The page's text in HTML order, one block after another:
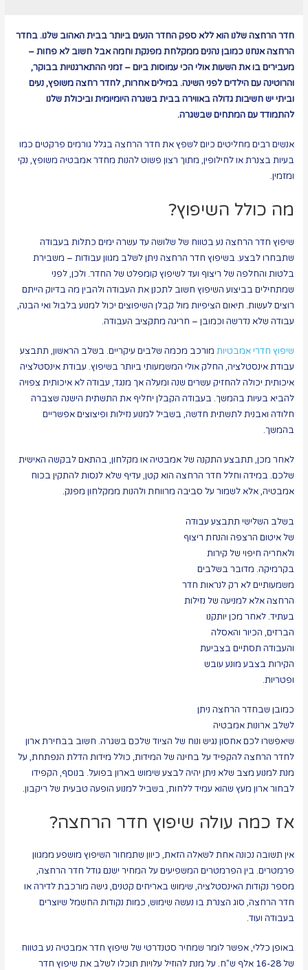
חדר הרחצה שלנו הוא ללא ספק החדר הנעים ביותר בבית האהוב שלנו. בחדר
הרחצה אנחנו כמובן נהנים ממקלחת מפנקת וחמה אבל חשוב לא פחות –
מעבירים בו את השעות אולי הכי עמוסות ביום – זמני ההתארגנויות בבוקר,
והרוטינה עם הילדים לפני השינה. במילים אחרות, לחדר רחצה משופץ, נעים
וביתי יש חשיבות גדולה באווירה בבית בשגרה היומיומית וביכולת שלנו
להתמודד עם המתחים שבשגרה.
אנשים רבים מחליטים כיום לשפץ את חדר הרחצה בגלל גורמים פרקטים כמו
בעיות בצנרת או לחילופין, מתוך רצון פשוט להנות מחדר אמבטיה משופץ, נקי
ומזמין.
מה כולל השיפוץ?
שיפוץ חדר הרחצה נע בטווח של שלושה עד עשרה ימים כתלות בעבודה
שתבחרו לבצע. בשיפוץ חדר הרחצה ניתן לשלב מגוון עבודות – משבירת
בלטות והחלפה של ריצוף ועד לשיפוץ קומפלט של החדר. ולכן, לפני
שמתחילים בביצוע השיפוץ חשוב לתכנן את העבודה ולהבין מה בדיוק הייתם
רוצים לעשות. תיאום הציפיות מול קבלן השיפוצים יכול למנוע בלבול ואי הבנה,
עבודה שלא נדרשה וכמובן – חריגה מתקציב העבודה.
שיפוץ חדרי אמבטיותמורכב מכמה שלבים עיקריים. בשלב הראשון, תתבצע
עבודת אינסטלציה, החלק אולי המשמעותי ביותר בשיפוץ. עבודת אינסטלציה
איכותית יכולה להחזיק עשרים שנה ומעלה אך מנגד, עבודה לא איכותית צפויה
להביא בעיות בהמשך. בעבודה הקבלן יחליף את התשתית הישנה שצברה
חלודה ואבנית לתשתית חדשה, בשביל למנוע נזילות ופיצוצים אפשריים
בהמשך.
לאחר מכן, תתבצע התקנה של אמבטיה או מקלחון, בהתאם לבקשה האישית
שלכם. במידה וחלל חדר הרחצה הוא קטן, עדיף שלא לנסות להתקין בכוח
אמבטיה, אלא לשמור על סביבה מרווחת ולהנות ממקלחון מפנק.
בשלב השלישי תתבצע עבודה
של איטום הרצפה והנחת ריצוף
ולאחריה חיפוי של קירות
בקרמיקה. מדובר בשלבים
משמעותיים לא רק לנראות חדר
הרחצה אלא למניעה של נזילות
בעתיד. לאחר מכן יותקנו
הברזים, הכיור והאסלה
והעבודה תסתיים בצביעת
הקירות בצבע מונע עובש
ופטריות.
כמובן שבחדר הרחצה ניתן
לשלב ארונות אמבטיה
שיאפשרו לכם אחסון נגיש ונוח של הציוד שלכם בשגרה. חשוב בבחירת ארון
לחדר הרחצה להקפיד על בחינה של המידות, כולל מידות הדלת הנפתחת, על
מנת למנוע מצב שלא ניתן יהיה לבצע שימוש בארון בפועל. בנוסף, הקפידו
לבחור ארון מעץ שהוא עמיד ללחות, בשביל למנוע הופעה טבעית של ריקבון.
אז כמה עולה שיפוץ חדר הרחצה?
אין תשובה נכונה אחת לשאלה הזאת, כיוון שתמחור השיפוץ מושפע ממגוון
פרמטרים. בין הפרמטרים המשפיעים על המחיר ישנם גודל חדר הרחצה,
מספר נקודות האינסטלציה, שימוש באריחים קטנים, גישה מורכבת לדירה או
חדר הרחצה, סוג הצנרת בו נעשה שימוש, כמות נקודות החשמל שיוצרים
בעבודה ועוד.
באופן כללי, אפשר לומר שמחיר סטנדרטי של שיפוץ חדר אמבטיה נע בטווח
של 16-28 אלף ש"ח. על מנת להוזיל עלויות תוכלו לשלב את שיפוץ חדר